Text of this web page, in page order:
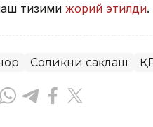
тизими жорий этилди.
Соғлиқни сақлаш